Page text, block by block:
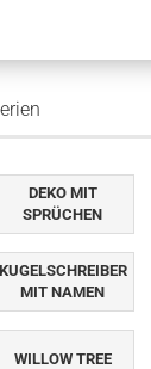
DEKO MIT
SPRÜCHEN
KUGELSCHREIBER
MIT NAMEN
WILLOW TREE